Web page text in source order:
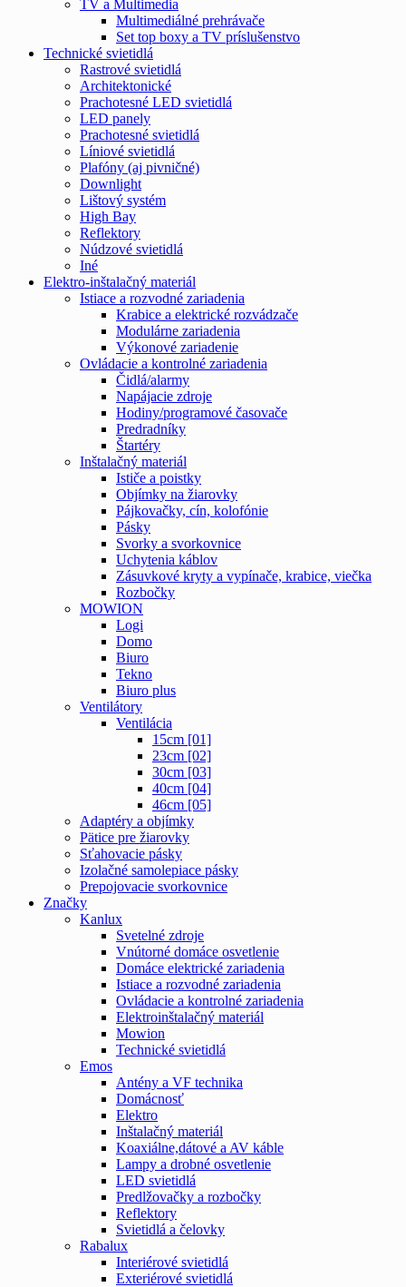
TV a Multimedia
Multimediálné prehrávače
Set top boxy a TV príslušenstvo
Technické svietidlá
Rastrové svietidlá
Architektonické
Prachotesné LED svietidlá
LED panely
Prachotesné svietidlá
Líniové svietidlá
Plafóny (aj pivničné)
Downlight
Lištový systém
High Bay
Reflektory
Núdzové svietidlá
Iné
Elektro-inštalačný materiál
Istiace a rozvodné zariadenia
Krabice a elektrické rozvádzače
Modulárne zariadenia
Výkonové zariadenie
Ovládacie a kontrolné zariadenia
Čidlá/alarmy
Napájacie zdroje
Hodiny/programové časovače
Predradníky
Štartéry
Inštalačný materiál
Ističe a poistky
Objímky na žiarovky
Pájkovačky, cín, kolofónie
Pásky
Svorky a svorkovnice
Uchytenia káblov
Zásuvkové kryty a vypínače, krabice, viečka
Rozbočky
MOWION
Logi
Domo
Biuro
Tekno
Biuro plus
Ventilátory
Ventilácia
15cm [01]
23cm [02]
30cm [03]
40cm [04]
46cm [05]
Adaptéry a objímky
Pätice pre žiarovky
Sťahovacie pásky
Izolačné samolepiace pásky
Prepojovacie svorkovnice
Značky
Kanlux
Svetelné zdroje
Vnútorné domáce osvetlenie
Domáce elektrické zariadenia
Istiace a rozvodné zariadenia
Ovládacie a kontrolné zariadenia
Elektroinštalačný materiál
Mowion
Technické svietidlá
Emos
Antény a VF technika
Domácnosť
Elektro
Inštalačný materiál
Koaxiálne,dátové a AV káble
Lampy a drobné osvetlenie
LED svietidlá
Predlžovačky a rozbočky
Reflektory
Svietidlá a čelovky
Rabalux
Interiérové svietidlá
Exteriérové svietidlá